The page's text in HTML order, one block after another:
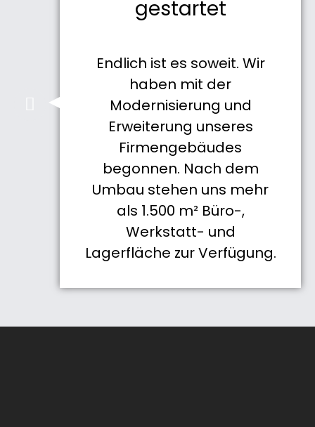
gestartet
Endlich ist es soweit. Wir
haben mit der
Modernisierung und
Erweiterung unseres
Firmengebäudes
begonnen. Nach dem
Umbau stehen uns mehr
als 1.500 m² Büro-,
Werkstatt- und
Lagerfläche zur Verfügung.